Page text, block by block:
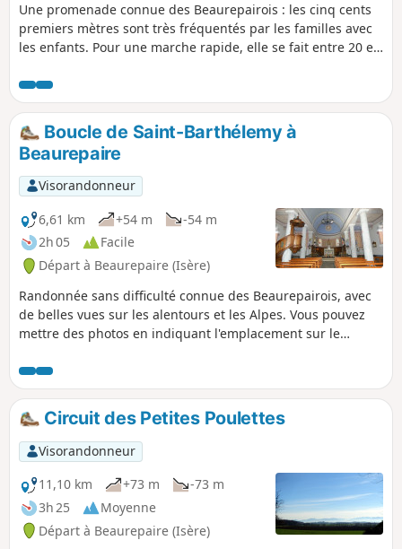
Une promenade connue des Beaurepairois : les cinq cents
premiers mètres sont très fréquentés par les familles avec
les enfants. Pour une marche rapide, elle se fait entre 20 et
compter 30 à 40 mn.
Boucle de Saint-Barthélemy à
Beaurepaire
Visorandonneur
6,61 km
+54 m
-54 m
2h 05
Facile
Départ à Beaurepaire (Isère)
Randonnée sans difficulté connue des Beaurepairois, avec
de belles vues sur les alentours et les Alpes. Vous pouvez
mettre des photos en indiquant l'emplacement sur le
Circuit des Petites Poulettes
Visorandonneur
11,10 km
+73 m
-73 m
3h 25
Moyenne
Départ à Beaurepaire (Isère)